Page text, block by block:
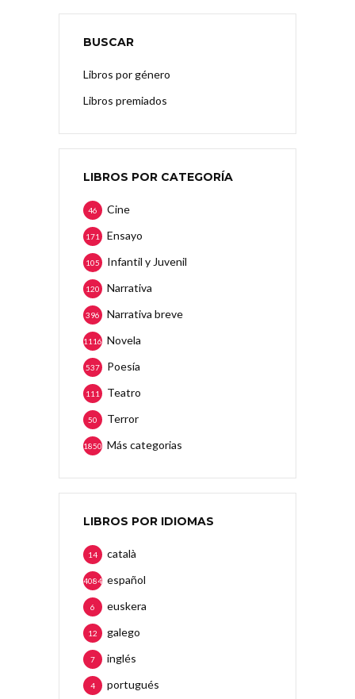
BUSCAR
Libros por género
Libros premiados
LIBROS POR CATEGORÍA
Cine
46
Ensayo
171
Infantil y Juvenil
105
Narrativa
120
Narrativa breve
396
Novela
1116
Poesía
537
Teatro
111
Terror
50
Más categorias
1850
LIBROS POR IDIOMAS
català
14
español
4084
euskera
6
galego
12
inglés
7
portugués
4